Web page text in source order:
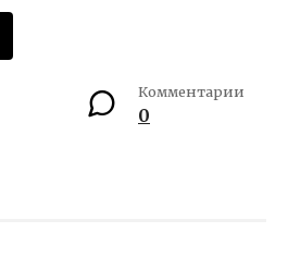
Комментарии
0